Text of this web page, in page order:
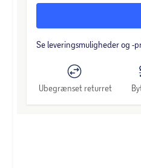
Se leveringsmuligheder og -
Ubegrænset returret